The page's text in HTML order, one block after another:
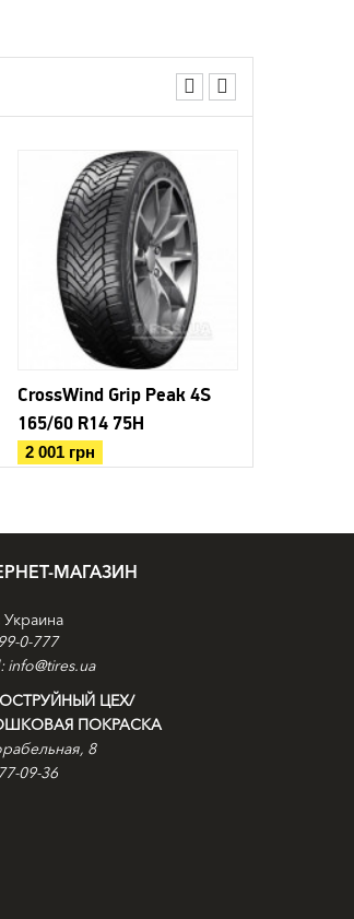
CrossWind Grip Peak 4S
165/60 R14 75H
2 001 грн
МАГАЗИН
Украина
0-777
info@tires.ua
ЦЕХ/
ПОКРАСКА
8
09-36